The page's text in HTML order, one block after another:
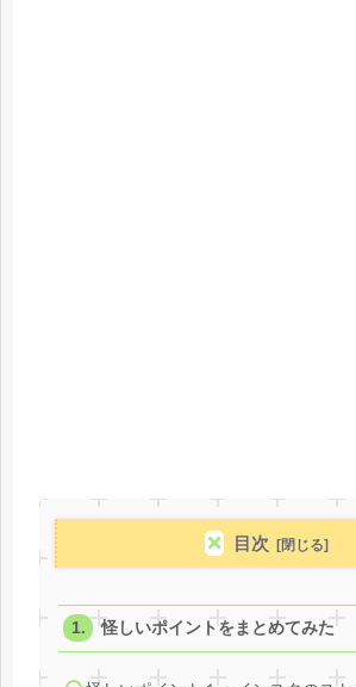
目次
怪しいポイントをまとめてみた